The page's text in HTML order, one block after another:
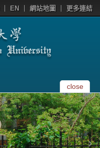
EN 網站地圖 更多連結
close